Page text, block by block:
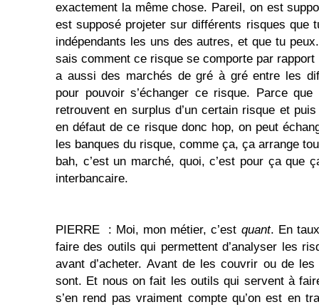
exactement la même chose. Pareil, on est
est supposé projeter sur différents risques que
indépendants les uns des autres, et que tu
sais comment ce risque se comporte par
a aussi des marchés de gré à gré entre les
pour pouvoir s’échanger ce risque. Parce
retrouvent en surplus d’un certain risque et
en défaut de ce risque donc hop, on peut
les banques du risque, comme ça, ça arrange
bah, c’est un marché, quoi, c’est pour ça que
interbancaire.
PIERRE : Moi, mon métier, c’est quant. En
faire des outils qui permettent d’analyser les
avant d’acheter. Avant de les couvrir ou de
sont. Et nous on fait les outils qui servent à
s’en rend pas vraiment compte qu’on est en